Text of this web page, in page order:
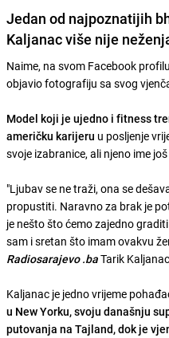
Jedan od najpoznatijih
Kaljanac više nije
Naime, na svom Facebook profilu
objavio fotografiju sa svog
Model koji je ujedno i fitness
američku karijeru u posljenje
svoje izabranice, ali njeno ime
"Ljubav se ne traži, ona se
propustiti. Naravno za brak je
je nešto što ćemo zajedno
sam i sretan što imam ovakvu
Radiosarajevo .baTarik
Kaljanac je jedno vrijeme
u New Yorku, svoju današnju
putovanja na Tajland,dok je